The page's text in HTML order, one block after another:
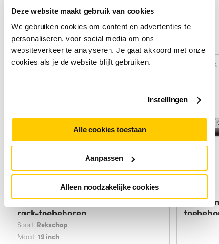
Deze website maakt gebruik van cookies
We gebruiken cookies om content en advertenties te
personaliseren, voor social media om ons
websiteverkeer te analyseren. Je gaat akkoord met onze
cookies als je de website blijft gebruiken.
Instellingen
Alle cookies toestaan
Aanpassen
Alleen noodzakelijke cookies
Alternatieven
Vergelijk
Minkels A000H-000002-900-1
rack-toebehoren
Soort: Rekschap
Maat: 19 inch
Vergelijk